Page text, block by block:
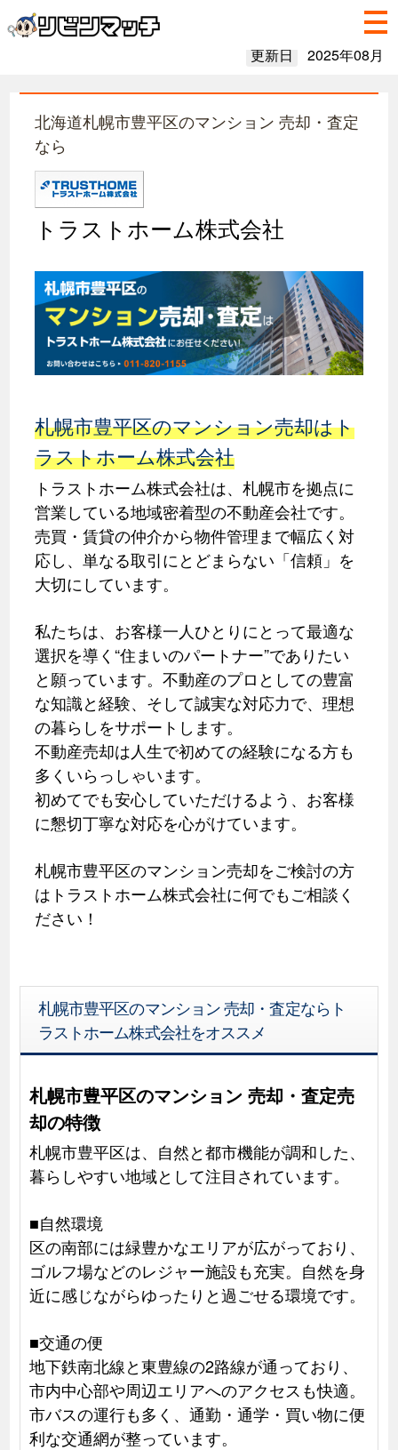
更新日 2025年08月
北海道札幌市豊平区のマンション 売却・査定
なら
トラストホーム株式会社
札幌市豊平区のマンション売却はト
ラストホーム株式会社
トラストホーム株式会社は、札幌市を拠点に
営業している地域密着型の不動産会社です。
売買・賃貸の仲介から物件管理まで幅広く対
応し、単なる取引にとどまらない「信頼」を
大切にしています。
私たちは、お客様一人ひとりにとって最適な
選択を導く“住まいのパートナー”でありたい
と願っています。不動産のプロとしての豊富
な知識と経験、そして誠実な対応力で、理想
の暮らしをサポートします。
不動産売却は人生で初めての経験になる方も
多くいらっしゃいます。
初めてでも安心していただけるよう、お客様
に懇切丁寧な対応を心がけています。
札幌市豊平区のマンション売却をご検討の方
はトラストホーム株式会社に何でもご相談く
ださい！
札幌市豊平区のマンション 売却・査定ならト
ラストホーム株式会社をオススメ
札幌市豊平区のマンション 売却・査定売
却の特徴
札幌市豊平区は、自然と都市機能が調和した、
暮らしやすい地域として注目されています。
■自然環境
区の南部には緑豊かなエリアが広がっており、
ゴルフ場などのレジャー施設も充実。自然を身
近に感じながらゆったりと過ごせる環境です。
■交通の便
地下鉄南北線と東豊線の2路線が通っており、
市内中心部や周辺エリアへのアクセスも快適。
市バスの運行も多く、通勤・通学・買い物に便
利な交通網が整っています。